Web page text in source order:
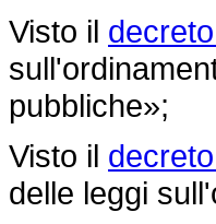
Visto il
pubbliche»;
Visto il
delle leggi